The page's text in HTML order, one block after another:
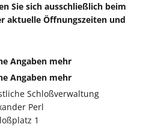
Sie sich ausschließlich beim
aktuelle Öffnungszeiten und
Angaben mehr
Angaben mehr
Schloßverwaltung
Perl
1